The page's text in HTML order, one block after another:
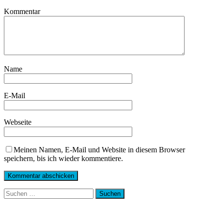
Kommentar
Name
E-Mail
Webseite
Meinen Namen, E-Mail und Website in diesem Browser
speichern, bis ich wieder kommentiere.
Suchen
nach: